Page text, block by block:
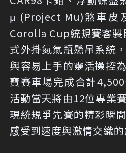
μ (Project Mu)煞車皮
Corolla Cup統規賽客製
式外掛氮氣瓶懸吊系統
與容易上手的靈活操控
寶賽車場完成合計
活動當天將由12位專業賽
現統規爭先賽的精彩瞬
感受到速度與激情交織的